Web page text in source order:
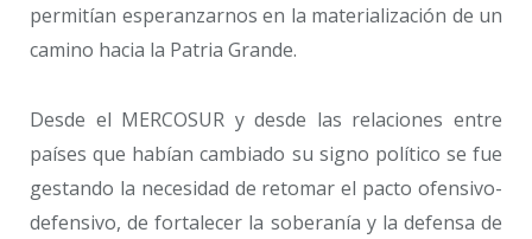
permitían esperanzarnos en la materialización de un
camino hacia la Patria Grande.
Desde el MERCOSUR y desde las relaciones entre
países que habían cambiado su signo político se fue
gestando la necesidad de retomar el pacto ofensivo-
defensivo, de fortalecer la soberanía y la defensa de